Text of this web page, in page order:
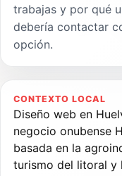
trabajas y por qué
debería contactar
opción.
CONTEXTO LOCAL
Diseño web en
negocio onubense
basada en la
turismo del litoral y